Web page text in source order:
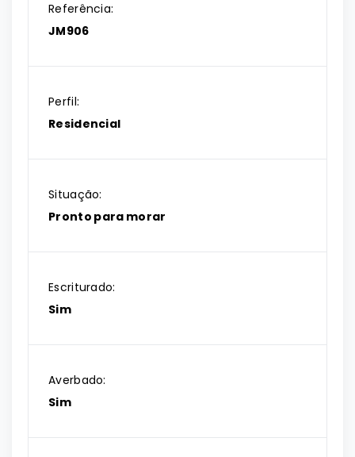
Referência:
JM906
Perfil:
Residencial
Situação:
Pronto para morar
Escriturado:
Sim
Averbado:
Sim